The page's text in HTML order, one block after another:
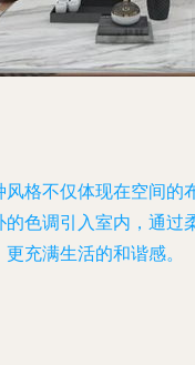
格不仅体现在空间的
色调引入室内，通
充满生活的和谐感。